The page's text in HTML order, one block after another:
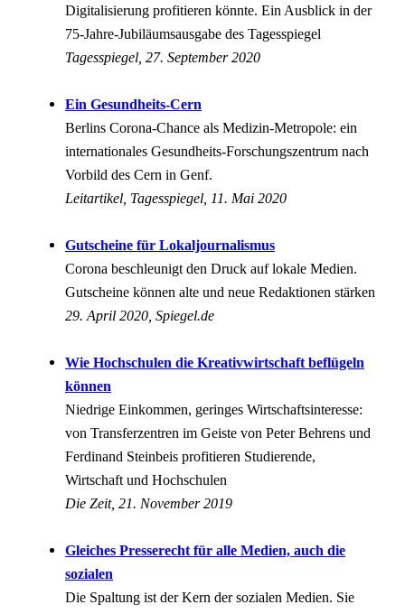
Digitalisierung profitieren könnte. Ein Ausblick in der
75-Jahre-Jubiläumsausgabe des Tagesspiegel
Tagesspiegel, 27. September 2020
Ein Gesundheits-Cern
Berlins Corona-Chance als Medizin-Metropole: ein
internationales Gesundheits-Forschungszentrum nach
Vorbild des Cern in Genf.
Leitartikel, Tagesspiegel, 11. Mai 2020
Gutscheine für Lokaljournalismus
Corona beschleunigt den Druck auf lokale Medien.
Gutscheine können alte und neue Redaktionen stärken
29. April 2020, Spiegel.de
Wie Hochschulen die Kreativwirtschaft beflügeln
können
Niedrige Einkommen, geringes Wirtschaftsinteresse:
von Transferzentren im Geiste von Peter Behrens und
Ferdinand Steinbeis profitieren Studierende,
Wirtschaft und Hochschulen
Die Zeit, 21. November 2019
Gleiches Presserecht für alle Medien, auch die
sozialen
Die Spaltung ist der Kern der sozialen Medien. Sie